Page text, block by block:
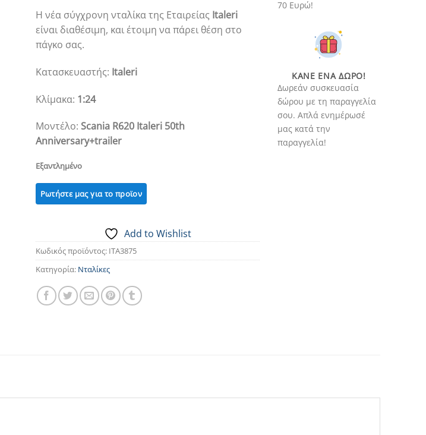
Η νέα σύγχρονη νταλίκα της Εταιρείας Italeri
είναι διαθέσιμη, και έτοιμη να πάρει θέση στο
πάγκο σας.
Κατασκευαστής: Italeri
Κλίμακα: 1:24
Μοντέλο: Scania R620 Italeri 50th
Anniversary+trailer
Εξαντλημένο
Add to Wishlist
Κωδικός προϊόντος: ITA3875
Κατηγορία: Νταλίκες
70 Ευρώ!
ΚΆΝΕ ΈΝΑ ΔΏΡΟ!
Δωρεάν συσκευασία
δώρου με τη παραγγελία
σου. Απλά ενημέρωσέ
μας κατά την
παραγγελία!